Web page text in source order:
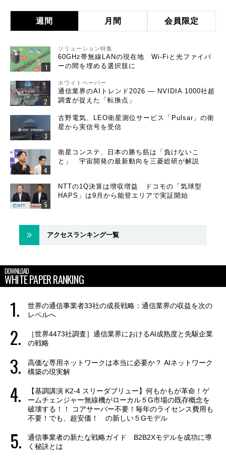
週間 月間 会員限定
ソリューション特集
60GHz帯無線LANの現在地 Wi-Fiと光ファイバ
ーの間を埋める選択肢に
ホワイトペーパー
通信業界のAIトレンド2026 ― NVIDIA 1000社超
調査が捉えた「転換点」
古野電気、LEO衛星測位サービス「Pulsar」の衛
星から実信号を受信
衛星コンステ、日本の勝ち筋は「負けないこ
と」 宇宙開発の最新動向を三菱総研が解説
NTTの1Q決算は増収増益 ドコモの「気球型
HAPS」は9月から能登エリアで実証開始
アクセスランキング一覧
DOWNLOAD
WHITE PAPER RANKING
世界の通信事業者33社の成長戦略：通信業界の収益を次の
レベルへ
［世界4473社調査］通信業界におけるAI成熟度と先駆企業
の戦略
高価な専用ネットワークは本当に必要か？ AIネットワーク
構築の現実解
【基調講演 K2-4 スリーダブリュー】何もかもが革命！ゲ
ームチェンジャー無線機がローカル５G市場の既存概念を
破壊する！！ コアサーバー不要！毎年のライセンス費用も
不要！でも、超安価！ の新しい５Gモデル
通信事業者の新たな戦略ガイド B2B2Xモデルを成功に導
く秘訣とは